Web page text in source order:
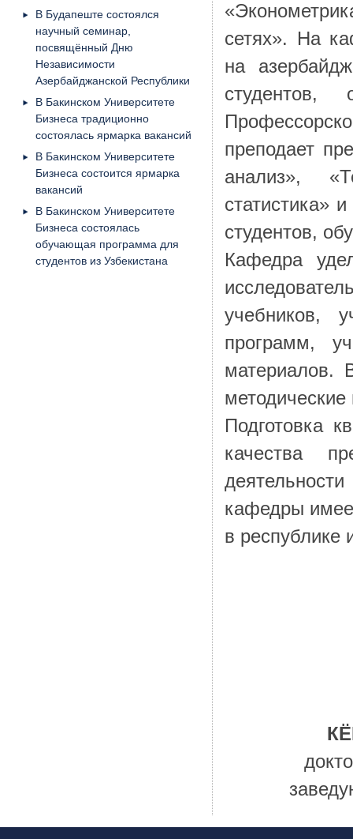
В Будапеште состоялся
научный семинар,
посвящённый Дню
Независимости
Азербайджанской Республики
В Бакинском Университете
Бизнеса традиционно
состоялась ярмарка вакансий
В Бакинском Университете
Бизнеса состоится ярмарка
вакансий
В Бакинском Университете
Бизнеса состоялась
обучающая программа для
студентов из Узбекистана
сетях». На
на
студентов,
преподает
анализ»,
статистика»
студентов,
Кафедра
учебников,
программ,
материалов.
Подготовка
качества
кафедры
в республике